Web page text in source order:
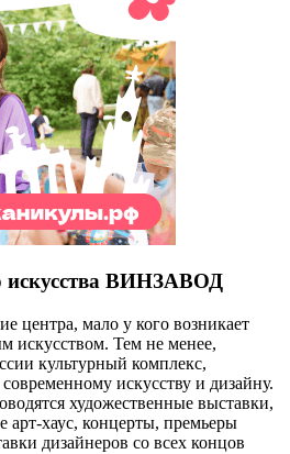
искусства ВИНЗАВОД
центра, мало у кого возникает
искусством. Тем не менее,
культурный комплекс,
искусству и дизайну.
художественные выставки,
арт-хаус, концерты, премьеры
дизайнеров со всех концов